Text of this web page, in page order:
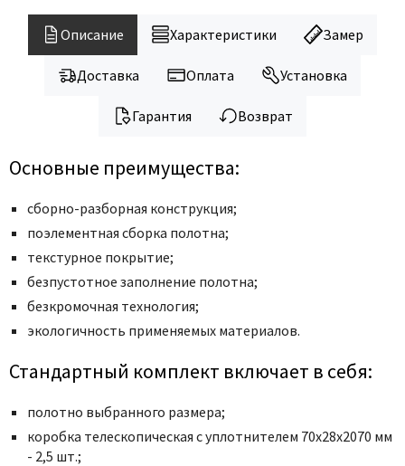
Legend
Line Doors
Miksal
Morelli
Ofram
Optima Porte
Oro - Oro
Porte Vista
Poseidon
Profil Doors
Описание Характеристики Замер
Доставка Оплата Установка
Гарантия Возврат
Основные преимущества:
сборно-разборная конструкция;
поэлементная сборка полотна;
текстурное покрытие;
безпустотное заполнение полотна;
безкромочная технология;
экологичность применяемых материалов.
Стандартный комплект включает в себя:
полотно выбранного размера;
коробка телескопическая с уплотнителем 70x28x2070 мм
- 2,5 шт.;